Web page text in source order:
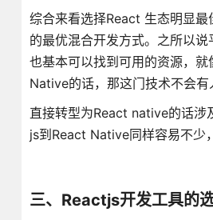
综合来看选择React 生态明显
的最优混合开发方式。之所以
也基本可以找到可用的资源，
Native的话，那这门技术不会
直接转型为React native的话
js到React Native同样容易不少
三、Reactjs开发工具的